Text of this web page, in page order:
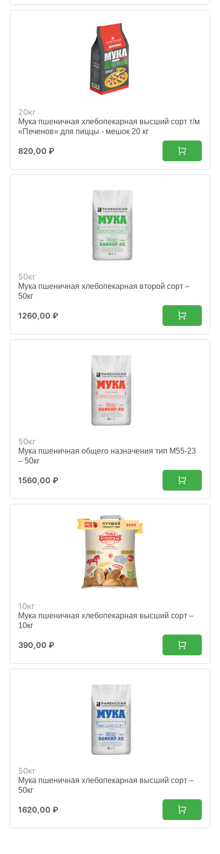
20кг
Мука пшеничная хлебопекарная высший сорт т/м
«Печенов» для пиццы - мешок 20 кг
820,00 ₽
50кг
Мука пшеничная хлебопекарная второй сорт –
50кг
1260,00 ₽
50кг
Мука пшеничная общего назначения тип М55-23
– 50кг
1560,00 ₽
10кг
Мука пшеничная хлебопекарная высший сорт –
10кг
390,00 ₽
50кг
Мука пшеничная хлебопекарная высший сорт –
50кг
1620,00 ₽